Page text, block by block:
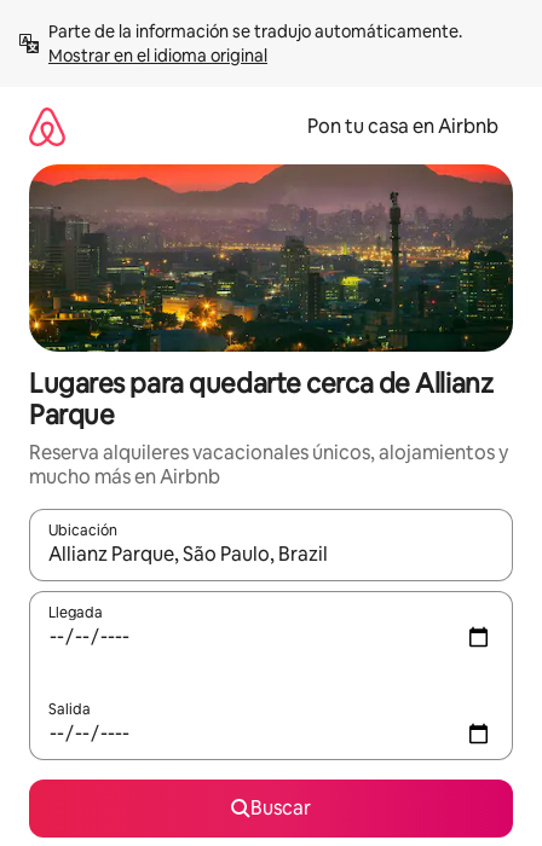
contenidoMostrar en el idioma original
Pon tu casa en Airbnb
Lugares para quedarte cerca de Allianz
Parque
Reserva alquileres vacacionales únicos, alojamientos y
mucho más en Airbnb
Ubicación
Cuando los resultados estén disponibles, navega con las
Llegada
Salida
Buscar